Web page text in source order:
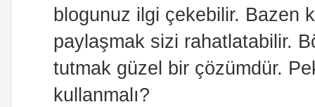
blogunuz ilgi çekebilir. Bazen
paylaşmak sizi rahatlatabilir.
tutmak güzel bir çözümdür.
kullanmalı?